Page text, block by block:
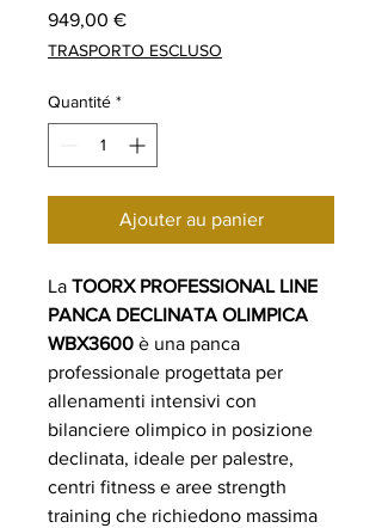
949,00 €Prix
TRASPORTO ESCLUSO
Quantité *
Ajouter au panier
La TOORX PROFESSIONAL LINE
PANCA DECLINATA OLIMPICA
WBX3600 è una panca
professionale progettata per
allenamenti intensivi con
bilanciere olimpico in posizione
declinata, ideale per palestre,
centri fitness e aree strength
training che richiedono massima